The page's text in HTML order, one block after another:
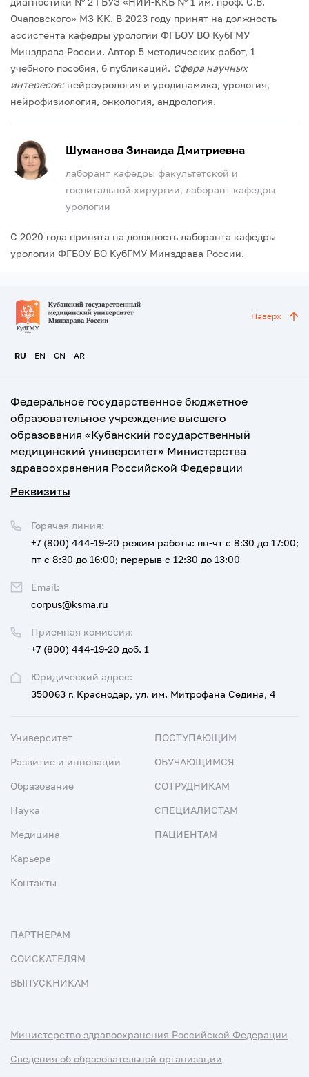
Очаповского» МЗ КК. В 2023 году принят на должность
ассистента кафедры урологии ФГБОУ ВО КубГМУ
Минздрава России. Автор 5 методических работ, 1
учебного пособия, 6 публикаций. Сфера научных
интересов:нейроурология и уродинамика, урология,
нейрофизиология, онкология, андрология.
Шуманова Зинаида Дмитриевна
лаборант кафедры факультетской и
госпитальной хирургии, лаборант кафедры
урологии
С 2020 года принята на должность лаборанта кафедры
урологии ФГБОУ ВО КубГМУ Минздрава России.
RU EN CN AR
Наверх
Федеральное государственное бюджетное
образовательное учреждение высшего
образования «Кубанский государственный
медицинский университет» Министерства
здравоохранения Российской Федерации
Реквизиты
Юридический адрес:
350063 г. Краснодар, ул. им. Митрофана Седина, 4
Приемная комиссия:
+7 (800) 444-19-20 доб. 1
Горячая линия:
+7 (800) 444-19-20 режим работы: пн-чт с 8:30 до 17:00;
пт с 8:30 до 16:00; перерыв с 12:30 до 13:00
Email:
corpus@ksma.ru
Университет
Развитие и инновации
Образование
Наука
Медицина
Карьера
Контакты
ПОСТУПАЮЩИМ
ОБУЧАЮЩИМСЯ
СОТРУДНИКАМ
СПЕЦИАЛИСТАМ
ПАЦИЕНТАМ
ПАРТНЕРАМ
СОИСКАТЕЛЯМ
ВЫПУСКНИКАМ
Министерство здравоохранения Российской Федерации
Сведения об образовательной организации